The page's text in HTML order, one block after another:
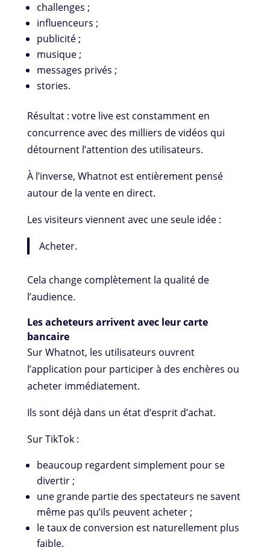
challenges ;
influenceurs ;
publicité ;
musique ;
messages privés ;
stories.
Résultat : votre live est constamment en
concurrence avec des milliers de vidéos qui
détournent l’attention des utilisateurs.
À l’inverse, Whatnot est entièrement pensé
autour de la vente en direct.
Les visiteurs viennent avec une seule idée :
Acheter.
Cela change complètement la qualité de
l’audience.
Les acheteurs arrivent avec leur carte
bancaire
Sur Whatnot, les utilisateurs ouvrent
l’application pour participer à des enchères ou
acheter immédiatement.
Ils sont déjà dans un état d’esprit d’achat.
Sur TikTok :
beaucoup regardent simplement pour se
divertir ;
une grande partie des spectateurs ne savent
même pas qu’ils peuvent acheter ;
le taux de conversion est naturellement plus
faible.